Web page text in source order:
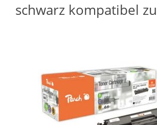
schwarz kompatibel zu